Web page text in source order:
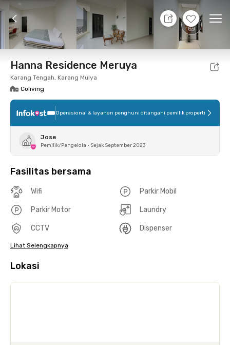
+12
9 Agt 26 - Belum tahu
Foto Fasilitas bersama Lokasi Kamar
Hanna Residence Meruya
Karang Tengah, Karang Mulya
Coliving
Operasional & layanan penghuni ditangani pemilik properti
Jose
Pemilik/Pengelola • Sejak September 2023
Fasilitas bersama
Wifi Parkir Mobil
Parkir Motor Laundry
CCTV Dispenser
Lihat Selengkapnya
Lokasi